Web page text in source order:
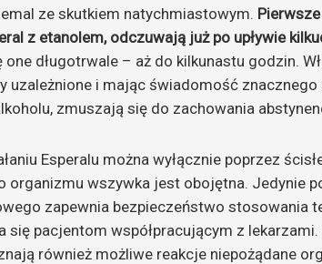
ze skutkiem natychmiastowym.
z etanolem, odczuwają już po upływie
one długotrwale – aż do kilkunastu godzin.
uzależnione i mając świadomość
zmuszają się do zachowania
Esperalu można wyłącznie poprzez
organizmu wszywka jest obojętna. Jedynie
zapewnia bezpieczeństwo stosowania
się pacjentom współpracującym z
również możliwe reakcje niepożądane